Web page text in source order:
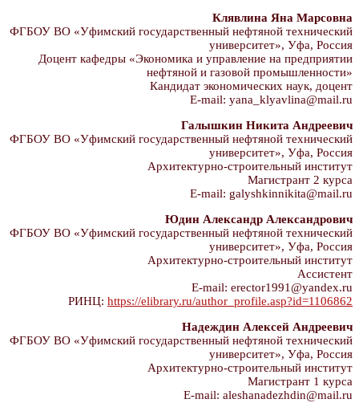
Клявлина Яна Марсовна
ФГБОУ ВО «Уфимский государственный нефтяной технический
университет», Уфа, Россия
Доцент кафедры «Экономика и управление на предприятии
нефтяной и газовой промышленности»
Кандидат экономических наук, доцент
E-mail: yana_klyavlina@mail.ru
Галышкин Никита Андреевич
ФГБОУ ВО «Уфимский государственный нефтяной технический
университет», Уфа, Россия
Архитектурно-строительный институт
Магистрант 2 курса
E-mail: galyshkinnikita@mail.ru
Юдин Александр Александрович
ФГБОУ ВО «Уфимский государственный нефтяной технический
университет», Уфа, Россия
Архитектурно-строительный институт
Ассистент
E-mail: erector1991@yandex.ru
РИНЦ: https://elibrary.ru/author_profile.asp?id=1106862
Надеждин Алексей Андреевич
ФГБОУ ВО «Уфимский государственный нефтяной технический
университет», Уфа, Россия
Архитектурно-строительный институт
Магистрант 1 курса
E-mail: aleshanadezhdin@mail.ru